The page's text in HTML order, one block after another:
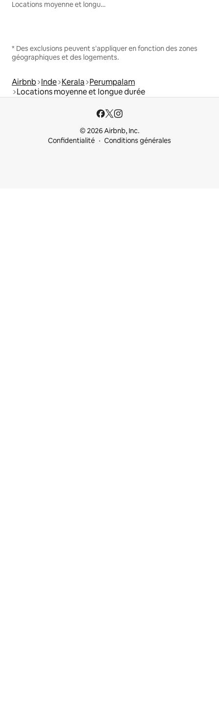
Locations moyenne et longue durée
* Des exclusions peuvent s'appliquer en fonction des zones
géographiques et des logements.
Airbnb Inde Kerala Perumpalam
Locations moyenne et longue durée
© 2026 Airbnb, Inc.
Confidentialité
Conditions générales